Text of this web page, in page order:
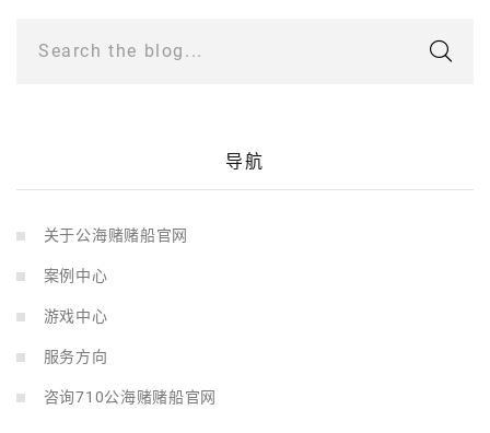
Search the blog...
导航
关于公海赌赌船官网
案例中心
游戏中心
服务方向
咨询710公海赌赌船官网